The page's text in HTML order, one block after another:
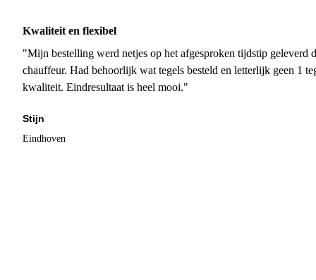
Kwaliteit en flexibel
"Mijn bestelling werd netjes op het afgesproken tijdstip geleverd
chauffeur. Had behoorlijk wat tegels besteld en letterlijk geen 1
kwaliteit. Eindresultaat is heel mooi."
Stijn
Eindhoven